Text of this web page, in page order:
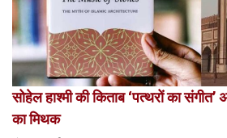
सोहेल हाश्मी की किताब ‘पत्थरों का संगीत’
का मिथक